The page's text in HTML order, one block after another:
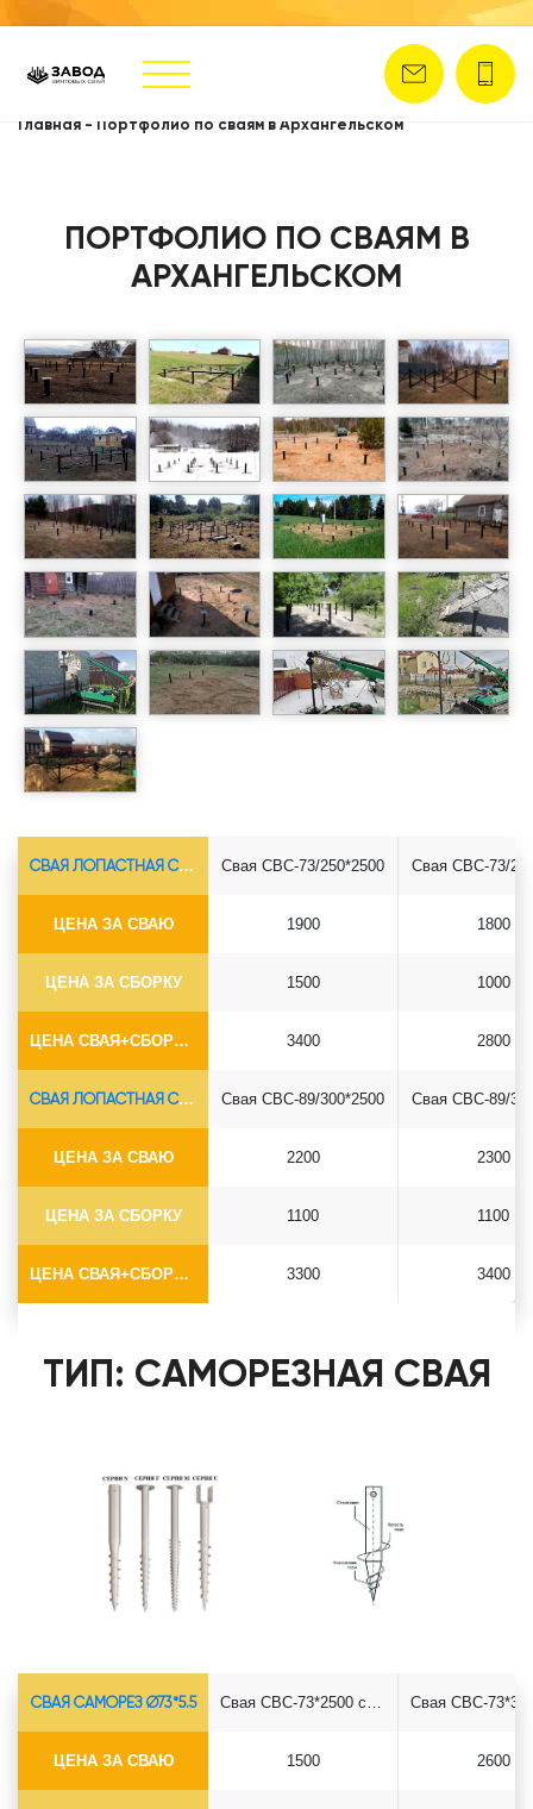
Главная - Портфолио по сваям в Архангельском
ПОРТФОЛИО ПО СВАЯМ В
АРХАНГЕЛЬСКОМ
СВАЯ ЛОПАСТНАЯ СВС-Ø73*5.5
ЦЕНА ЗА СВАЮ
ЦЕНА ЗА СБОРКУ
ЦЕНА СВАЯ+СБОРКА (БЕЗ ОГОЛОВКА)
Свая СВС-73/250*2500
1900
1500
3400
Свая СВС-73/
1800
1000
2800
СВАЯ ЛОПАСТНАЯ СВС-Ø89*6.5
ЦЕНА ЗА СВАЮ
ЦЕНА ЗА СБОРКУ
ЦЕНА СВАЯ+СБОРКА (БЕЗ ОГОЛОВКА)
Свая СВС-89/300*2500
2200
1100
3300
Свая СВС-89/
2300
1100
3400
ТИП: САМОРЕЗНАЯ СВАЯ
СВАЯ САМОРЕЗ Ø73*5.5
ЦЕНА ЗА СВАЮ
Свая СВС-73*2500 саморез
1500 2600